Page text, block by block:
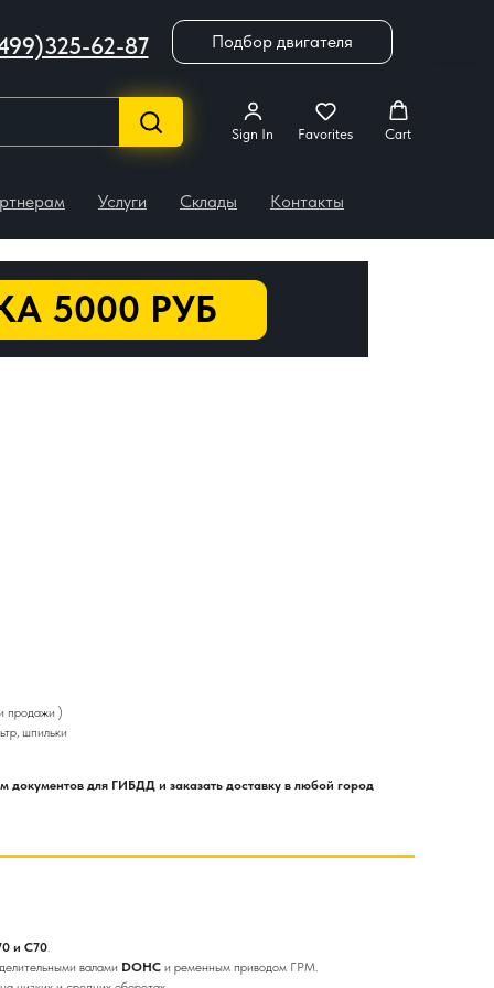
62-87 Подбор двигателя
Sign In Favorites Cart
Услуги Склады Контакты
5000 РУБ
продажи )
шпильки
документов для ГИБДД и заказать доставку в любой город
и C70
валами DOHC и ременным приводом ГРМ.